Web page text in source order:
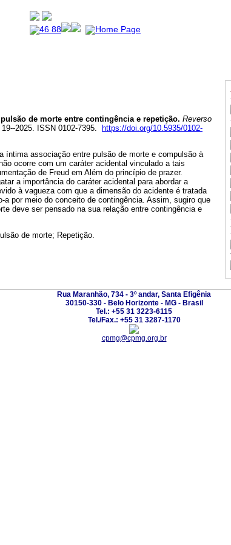
de morte entre contingência e repetição. Reverso
2025. ISSN 0102-7395.
https://doi.org/10.5935/0102-
íntima associação entre pulsão de morte e compulsão à
ocorre com um caráter acidental vinculado a tais
de Freud em Além do princípio de prazer.
a importância do caráter acidental para abordar a
à vagueza com que a dimensão do acidente é tratada
a por meio do conceito de contingência. Assim, sugiro que
deve ser pensado na sua relação entre contingência e
de morte; Repetição.
Rua Maranhão, 734 - 3º andar, Santa Efigênia
30150-330 - Belo Horizonte - MG - Brasil
Tel.: +55 31 3223-6115
Tel./Fax.: +55 31 3287-1170
cpmg@cpmg.org.br